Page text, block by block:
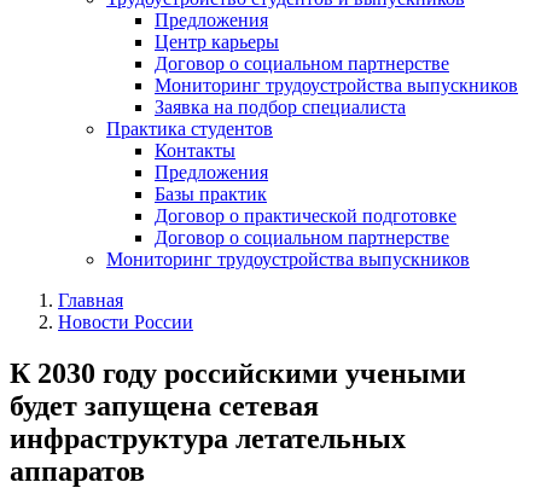
Предложения
Центр карьеры
Договор о социальном партнерстве
Мониторинг трудоустройства выпускников
Заявка на подбор специалиста
Практика студентов
Контакты
Предложения
Базы практик
Договор о практической подготовке
Договор о социальном партнерстве
Мониторинг трудоустройства выпускников
Главная
Новости России
К 2030 году российскими учеными
будет запущена сетевая
инфраструктура летательных
аппаратов